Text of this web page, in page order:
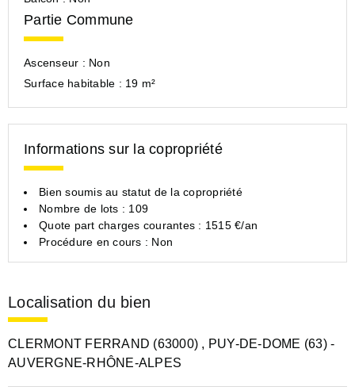
Partie Commune
Ascenseur : Non
Surface habitable : 19 m²
Informations sur la copropriété
Bien soumis au statut de la copropriété
Nombre de lots : 109
Quote part charges courantes : 1515 €/an
Procédure en cours : Non
Localisation du bien
CLERMONT FERRAND (63000) , PUY-DE-DOME (63) -
AUVERGNE-RHÔNE-ALPES